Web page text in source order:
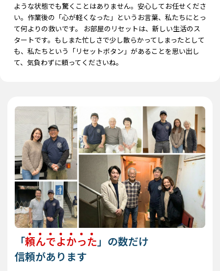
ような状態でも驚くことはありません。安心してお任せくださ
い。作業後の「心が軽くなった」というお言葉、私たちにとっ
て何よりの救いです。 お部屋のリセットは、新しい生活のス
タートです。もしまた忙しさで少し散らかってしまったとして
も、私たちという「リセットボタン」があることを思い出し
て、気負わずに頼ってくださいね。
「頼んでよかった 」の数だけ
信頼があります